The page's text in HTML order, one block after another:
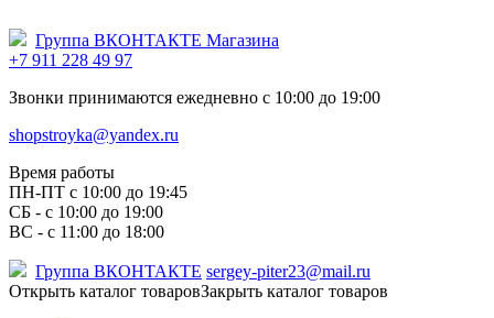
Группа ВКОНТАКТЕ Магазина
+7 911 228 49 97
Звонки принимаются ежедневно с 10:00 до 19:00
shopstroyka@yandex.ru
Время работы
ПН-ПТ c 10:00 до 19:45
СБ - с 10:00 до 19:00
ВС - с 11:00 до 18:00
Группа ВКОНТАКТЕ sergey-piter23@mail.ru
Открыть каталог товаровЗакрыть каталог товаров